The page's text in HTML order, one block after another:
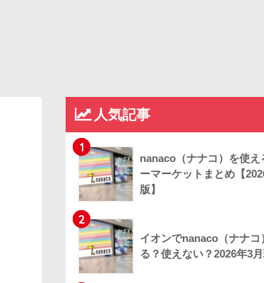
人気記事
1
nanaco（ナナコ）を使え
ーマーケットまとめ【
版】
2
イオンでnanaco（ナナコ
る？使えない？2026年3